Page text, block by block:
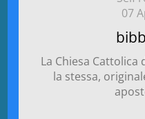
07
La Chiesa
la stessa,